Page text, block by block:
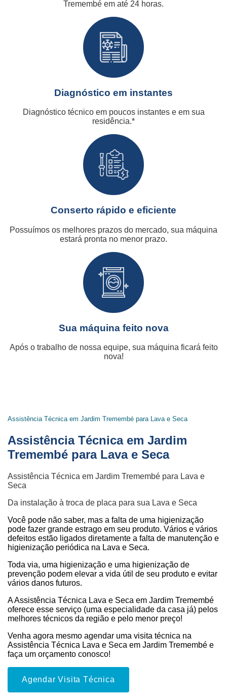
Tremembé em até 24 horas.
Diagnóstico em instantes
Diagnóstico técnico em poucos instantes e em sua
residência.*
Conserto rápido e eficiente
Possuímos os melhores prazos do mercado, sua máquina
estará pronta no menor prazo.
Sua máquina feito nova
Após o trabalho de nossa equipe, sua máquina ficará feito
nova!
Assistência Técnica em Jardim Tremembé para Lava e Seca
Assistência Técnica em Jardim
Tremembé para Lava e Seca
Assistência Técnica em Jardim Tremembé para Lava e
Seca
Da instalação à troca de placa para sua Lava e Seca
Você pode não saber, mas a falta de uma higienização
pode fazer grande estrago em seu produto. Vários e vários
defeitos estão ligados diretamente a falta de manutenção e
higienização periódica na Lava e Seca.
Toda via, uma higienização e uma higienização de
prevenção podem elevar a vida útil de seu produto e evitar
vários danos futuros.
A Assistência Técnica Lava e Seca em Jardim Tremembé
oferece esse serviço (uma especialidade da casa já) pelos
melhores técnicos da região e pelo menor preço!
Venha agora mesmo agendar uma visita técnica na
Assistência Técnica Lava e Seca em Jardim Tremembé e
faça um orçamento conosco!
Agendar Visita Técnica